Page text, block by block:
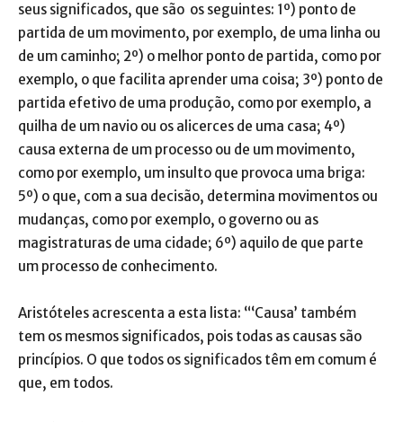
seus significados, que são os seguintes: 1º) ponto de
partida de um movimento, por exemplo, de uma linha ou
de um caminho; 2º) o melhor ponto de partida, como por
exemplo, o que facilita aprender uma coisa; 3º) ponto de
partida efetivo de uma produção, como por exemplo, a
quilha de um navio ou os alicerces de uma casa; 4º)
causa externa de um processo ou de um movimento,
como por exemplo, um insulto que provoca uma briga:
5º) o que, com a sua decisão, determina movimentos ou
mudanças, como por exemplo, o governo ou as
magistraturas de uma cidade; 6º) aquilo de que parte
um processo de conhecimento.
Aristóteles acrescenta a esta lista: “‘Causa’ também
tem os mesmos significados, pois todas as causas são
princípios. O que todos os significados têm em comum é
que, em todos.